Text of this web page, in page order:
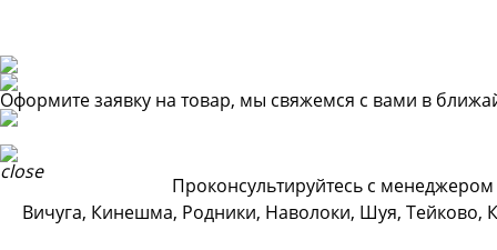
Оформите заявку на товар, мы свяжемся с вами в
Проконсультируйтесь с менеджером
Вичуга, Кинешма, Родники, Наволоки, Шуя,